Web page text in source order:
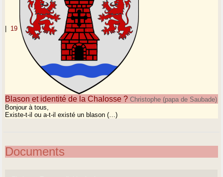
| 19
Blason et identité de la Chalosse ? Christophe (papa de Saubade)
Bonjour à tous,
Existe-t-il ou a-t-il existé un blason (…)
Documents